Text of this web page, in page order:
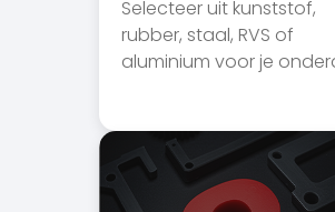
Selecteer uit kunststof,
rubber, staal, RVS of
aluminium voor je